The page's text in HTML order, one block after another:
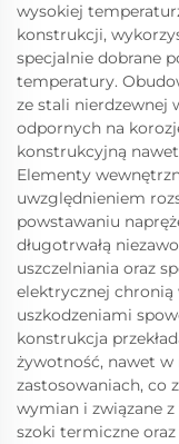
wysokiej
konstrukcji,
specjalnie dobrane
temperatury.
ze stali nierdzewnej
odpornych na
konstrukcyjną
Elementy
uwzględnieniem
powstawaniu
długotrwałą
uszczelniania oraz
elektrycznej
uszkodzeniami
konstrukcja
żywotność, nawet
zastosowaniach, co
wymian i związane
szoki termiczne